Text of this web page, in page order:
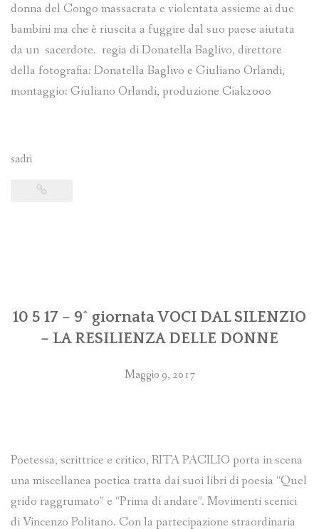
donna del Congo massacrata e violentata assieme ai due
bambini ma che è riuscita a fuggire dal suo paese aiutata
da un sacerdote. regia di Donatella Baglivo, direttore
della fotografia: Donatella Baglivo e Giuliano Orlandi,
montaggio: Giuliano Orlandi, produzione Ciak2000
sadri
10 5 17 – 9^ giornata VOCI DAL SILENZIO
– LA RESILIENZA DELLE DONNE
Maggio 9, 2017
Poetessa, scrittrice e critico, RITA PACILIO porta in scena
una miscellanea poetica tratta dai suoi libri di poesia “Quel
grido raggrumato” e “Prima di andare”. Movimenti scenici
di Vincenzo Politano. Con la partecipazione straordinaria